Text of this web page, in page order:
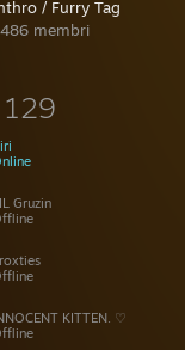
/ Furry Tag
membri
129
Gruzin
KITTEN. ♡